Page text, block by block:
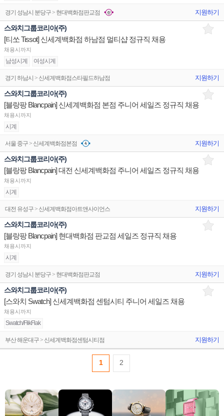
경기 성남시 분당구 > 현대백화점판교점 지원하기
스와치그룹코리아(주)
[티쏘 Tissot] 신세계백화점 하남점 멀티샵 정규직 채용
채용시까지
남성시계 여성시계
경기 하남시 > 신세계백화점스타필드하남점 지원하기
스와치그룹코리아(주)
[블랑팡 Blancpain] 신세계백화점 본점 주니어 세일즈 정규직 채용
채용시까지
시계
서울 중구 > 신세계백화점본점 지원하기
스와치그룹코리아(주)
[블랑팡 Blancpain] 대전 신세계백화점 주니어 세일즈 정규직 채용
채용시까지
시계
대전 유성구 > 신세계백화점아트앤사이언스 지원하기
스와치그룹코리아(주)
[블랑팡 Blancpain] 현대백화점 판교점 세일즈 정규직 채용
채용시까지
시계
경기 성남시 분당구 > 현대백화점판교점 지원하기
스와치그룹코리아(주)
[스와치 Swatch] 신세계백화점 센텀시티 주니어 세일즈 채용
채용시까지
Swatch/FlikFlak
부산 해운대구 > 신세계백화점센텀시티점 지원하기
1 2